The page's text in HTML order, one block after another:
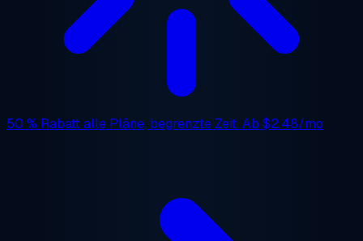
50 % Rabattalle Pläne, begrenzte Zeit. Ab $2.48/mo